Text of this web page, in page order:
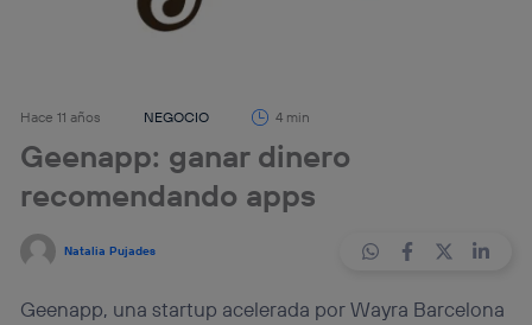
Hace 11 años NEGOCIO 4 min
Geenapp: ganar dinero
recomendando apps
Natalia Pujades
Geenapp, una startup acelerada por Wayra Barcelona